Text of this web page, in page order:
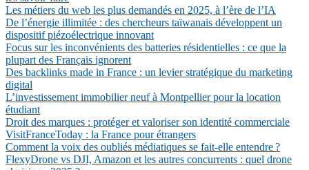
Les métiers du web les plus demandés en 2025, à l’ère de l’IA
De l’énergie illimitée : des chercheurs taïwanais développent un
dispositif piézoélectrique innovant
Focus sur les inconvénients des batteries résidentielles : ce que la
plupart des Français ignorent
Des backlinks made in France : un levier stratégique du marketing
digital
L’investissement immobilier neuf à Montpellier pour la location
étudiant
Droit des marques : protéger et valoriser son identité commerciale
VisitFranceToday : la France pour étrangers
Comment la voix des oubliés médiatiques se fait-elle entendre ?
FlexyDrone vs DJI, Amazon et les autres concurrents : quel drone